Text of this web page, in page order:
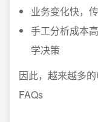
业务变化快，
手工分析成本
学决策
因此，越来越多
FAQs